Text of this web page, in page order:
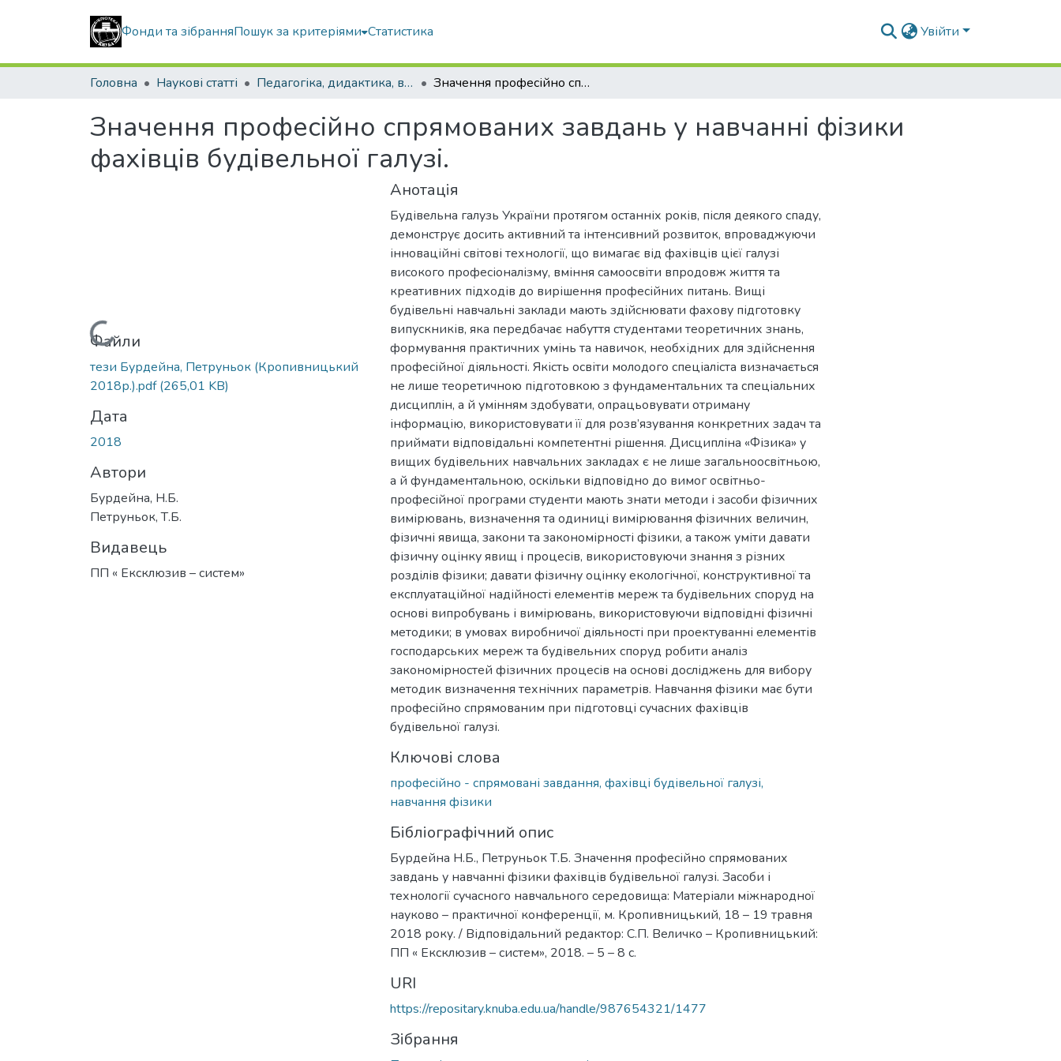
Фонди та зібранняПошук за критеріями Статистика Увійти
Головна Наукові статті Педагогіка, дидактика, вища освіта Значення професійно спрямованих завдань у навчанні фізики фахівців будівельної галузі.
Значення професійно спрямованих завдань у навчанні фізики
фахівців будівельної галузі.
Вантажиться...
Файли
тези Бурдейна, Петруньок (Кропивницький
2018р.).pdf(265,01 KB)
Дата
2018
Автори
Бурдейна, Н.Б.
Петруньок, Т.Б.
Видавець
ПП « Ексклюзив – систем»
Анотація
Будівельна галузь України протягом останніх років, після деякого спаду,
демонструє досить активний та інтенсивний розвиток, впроваджуючи
інноваційні світові технології, що вимагає від фахівців цієї галузі
високого професіоналізму, вміння самоосвіти впродовж життя та
креативних підходів до вирішення професійних питань. Вищі
будівельні навчальні заклади мають здійснювати фахову підготовку
випускників, яка передбачає набуття студентами теоретичних знань,
формування практичних умінь та навичок, необхідних для здійснення
професійної діяльності. Якість освіти молодого спеціаліста визначається
не лише теоретичною підготовкою з фундаментальних та спеціальних
дисциплін, а й умінням здобувати, опрацьовувати отриману
інформацію, використовувати її для розв’язування конкретних задач та
приймати відповідальні компетентні рішення. Дисципліна «Фізика» у
вищих будівельних навчальних закладах є не лише загальноосвітньою,
а й фундаментальною, оскільки відповідно до вимог освітньо-
професійної програми студенти мають знати методи і засоби фізичних
вимірювань, визначення та одиниці вимірювання фізичних величин,
фізичні явища, закони та закономірності фізики, а також уміти давати
фізичну оцінку явищ і процесів, використовуючи знання з різних
розділів фізики; давати фізичну оцінку екологічної, конструктивної та
експлуатаційної надійності елементів мереж та будівельних споруд на
основі випробувань і вимірювань, використовуючи відповідні фізичні
методики; в умовах виробничої діяльності при проектуванні елементів
господарських мереж та будівельних споруд робити аналіз
закономірностей фізичних процесів на основі досліджень для вибору
методик визначення технічних параметрів. Навчання фізики має бути
професійно спрямованим при підготовці сучасних фахівців
будівельної галузі.
Ключові слова
професійно - спрямовані завдання, фахівці будівельної галузі,
навчання фізики
Бібліографічний опис
Бурдейна Н.Б., Петруньок Т.Б. Значення професійно спрямованих
завдань у навчанні фізики фахівців будівельної галузі. Засоби і
технології сучасного навчального середовища: Матеріали міжнародної
науково – практичної конференції, м. Кропивницький, 18 – 19 травня
2018 року. / Відповідальний редактор: С.П. Величко – Кропивницький:
ПП « Ексклюзив – систем», 2018. – 5 – 8 с.
URI
https://repositary.knuba.edu.ua/handle/987654321/1477
Зібрання